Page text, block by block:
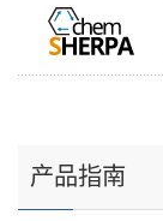
产品指南